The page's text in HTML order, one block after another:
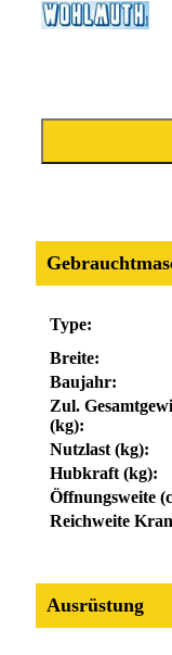
Type:
Breite:
Baujahr:
Zul.
(kg):
Nutzlast (kg):
Hubkraft (kg):
Öffnungsweite
Reichweite
Ausrüstung